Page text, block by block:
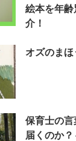
絵本を年
介！
オズのまほ
保育士の
届くのか